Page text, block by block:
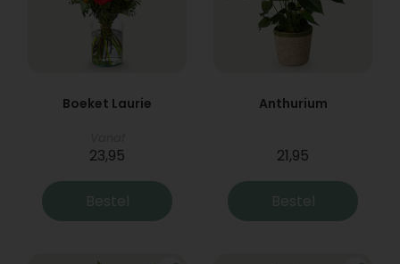
Boeket Laurie
23,95
Bestel
Anthurium
21,95
Bestel